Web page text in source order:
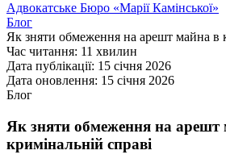
Адвокатське Бюро «Марії Камінської»
Блог
Як зняти обмеження на арешт майна в
Час читання: 11 хвилин
Дата публікації: 15 січня 2026
Дата оновлення: 15 січня 2026
Блог
Як зняти обмеження на арешт
кримінальній справі